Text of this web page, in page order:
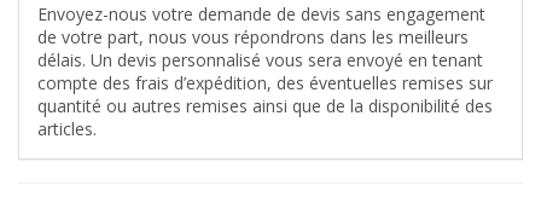
Envoyez-nous votre demande de devis sans engagement
de votre part, nous vous répondrons dans les meilleurs
délais. Un devis personnalisé vous sera envoyé en tenant
compte des frais d’expédition, des éventuelles remises sur
quantité ou autres remises ainsi que de la disponibilité des
articles.